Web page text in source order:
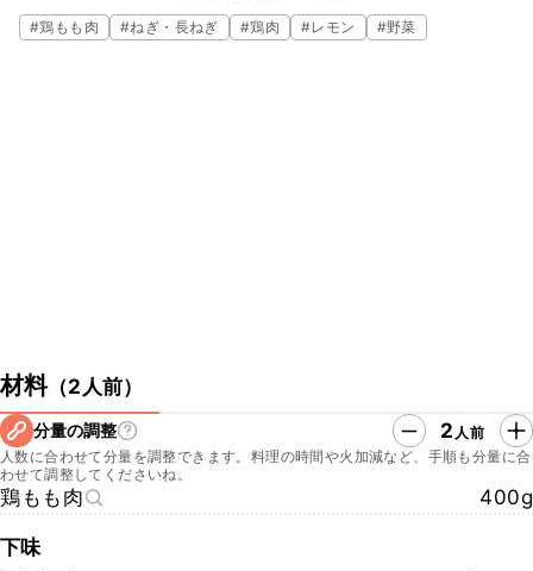
欲をそそる一品です。
#鶏もも肉 #ねぎ・長ねぎ #鶏肉 #レモン #野菜
材料（2人前）
分量の調整 2 人前
人数に合わせて分量を調整できます。料理の時間や火加減など、手順も分量に合
わせて調整してくださいね。
鶏もも肉 400g
下味